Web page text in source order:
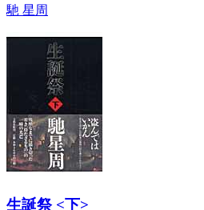
馳 星周
生誕祭 <下>